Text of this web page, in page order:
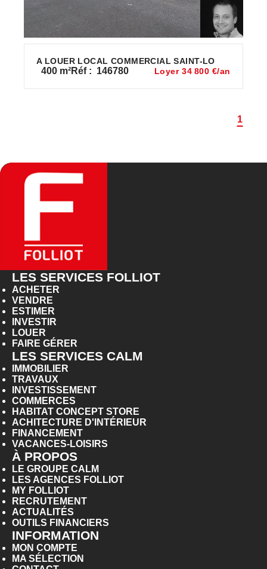
A LOUER LOCAL COMMERCIAL SAINT-LO
400 m²Réf : 146780 Loyer 34 800 €/an
1
LES SERVICES FOLLIOT
ACHETER
VENDRE
ESTIMER
INVESTIR
LOUER
FAIRE GÉRER
LES SERVICES CALM
IMMOBILIER
TRAVAUX
INVESTISSEMENT
COMMERCES
HABITAT CONCEPT STORE
ACHITECTURE D'INTÉRIEUR
FINANCEMENT
VACANCES-LOISIRS
À PROPOS
LE GROUPE CALM
LES AGENCES FOLLIOT
MY FOLLIOT
RECRUTEMENT
ACTUALITÉS
OUTILS FINANCIERS
INFORMATION
MON COMPTE
MA SÉLECTION